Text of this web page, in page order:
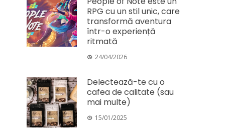
RPG cu un stil unic, care
transformă aventura
într-o experiență
ritmată
24/04/2026
Delectează-te cu o
cafea de calitate (sau
mai multe)
15/01/2025